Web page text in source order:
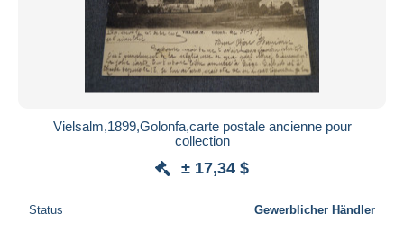
Vielsalm,1899,Golonfa,carte postale ancienne pour
collection
± 17,34 $
Status Gewerblicher Händler